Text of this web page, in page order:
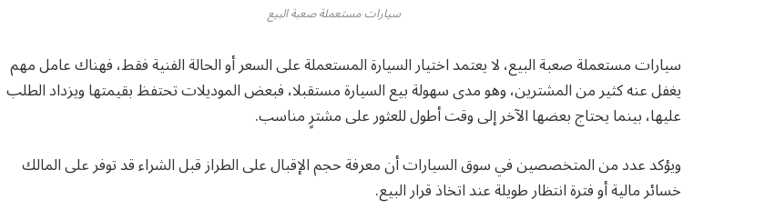
سيارات مستعملة صعبة البيع
سيارات مستعملة صعبة البيع، لا يعتمد اختيار السيارة المستعملة على السعر أو الحالة الفنية فقط، فهناك عامل مهم
يغفل عنه كثير من المشترين، وهو مدى سهولة بيع السيارة مستقبلا، فبعض الموديلات تحتفظ بقيمتها ويزداد الطلب
عليها، بينما يحتاج بعضها الآخر إلى وقت أطول للعثور على مشترٍ مناسب.
ويؤكد عدد من المتخصصين في سوق السيارات أن معرفة حجم الإقبال على الطراز قبل الشراء قد توفر على المالك
خسائر مالية أو فترة انتظار طويلة عند اتخاذ قرار البيع.